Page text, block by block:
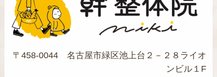
〒458-0044 名古屋市緑区池上台２－２８ライオ
ンビル１F